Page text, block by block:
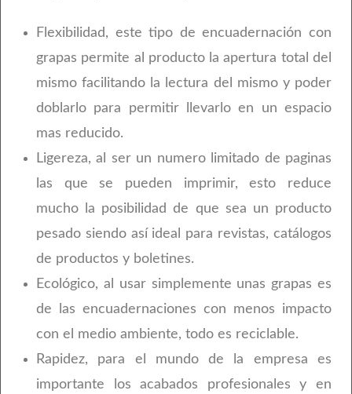
Flexibilidad, este tipo de encuadernación con
grapas permite al producto la apertura total del
mismo facilitando la lectura del mismo y poder
doblarlo para permitir llevarlo en un espacio
mas reducido.
Ligereza, al ser un numero limitado de paginas
las que se pueden imprimir, esto reduce
mucho la posibilidad de que sea un producto
pesado siendo así ideal para revistas, catálogos
de productos y boletines.
Ecológico, al usar simplemente unas grapas es
de las encuadernaciones con menos impacto
con el medio ambiente, todo es reciclable.
Rapidez, para el mundo de la empresa es
importante los acabados profesionales y en